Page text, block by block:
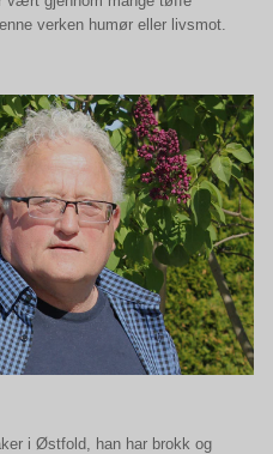
verken humør eller livsmot.
i Østfold, han har brokk og